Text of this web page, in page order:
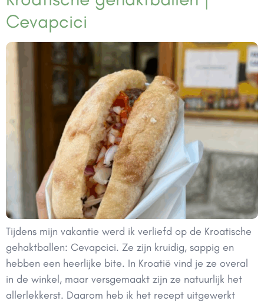
Cevapcici
Tijdens mijn vakantie werd ik verliefd op de Kroatische
gehaktballen: Cevapcici. Ze zijn kruidig, sappig en
hebben een heerlijke bite. In Kroatië vind je ze overal
in de winkel, maar versgemaakt zijn ze natuurlijk het
allerlekkerst. Daarom heb ik het recept uitgewerkt